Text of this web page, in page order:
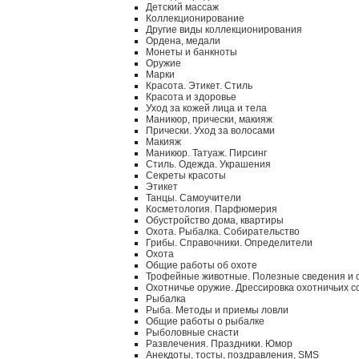
Детский массаж
Коллекционирование
Другие виды коллекционирования
Ордена, медали
Монеты и банкноты
Оружие
Марки
Красота. Этикет. Стиль
Красота и здоровье
Уход за кожей лица и тела
Маникюр, прически, макияж
Прически. Уход за волосами
Макияж
Маникюр. Татуаж. Пирсинг
Стиль. Одежда. Украшения
Секреты красоты
Этикет
Танцы. Самоучители
Косметология. Парфюмерия
Обустройство дома, квартиры
Охота. Рыбалка. Собирательство
Грибы. Справочники. Определители
Охота
Общие работы об охоте
Трофейные животные. Полезные сведения и
Охотничье оружие. Дрессировка охотничьих
Рыбалка
Рыба. Методы и приемы ловли
Общие работы о рыбалке
Рыболовные снасти
Развлечения. Праздники. Юмор
Анекдоты, тосты, поздравления, SMS